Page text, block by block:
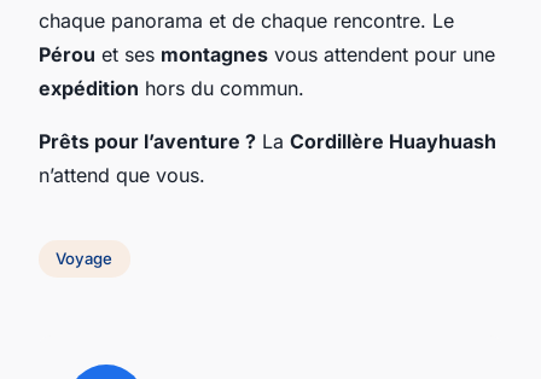
chaque panorama et de chaque rencontre. Le
Pérou et ses montagnes vous attendent pour une
expédition hors du commun.
Prêts pour l’aventure ? La Cordillère Huayhuash
n’attend que vous.
Voyage